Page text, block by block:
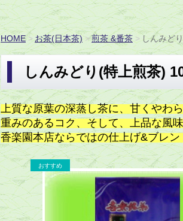
HOME お茶(日本茶) 煎茶 &番茶 しんみど
しんみどり(特上煎茶)
上質な原葉の深蒸し茶に、甘くやわ
重みのあるコク、そして、上品な風
香楽園本店ならではの仕上げ&ブレン